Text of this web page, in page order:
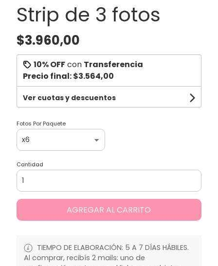
Strip de 3 fotos
$3.960,00
10% OFFcon Transferencia
Precio final:$3.564,00
Ver cuotas y descuentos
Fotos Por Paquete
Cantidad
AGREGAR AL CARRITO
TIEMPO DE ELABORACIÓN: 5 A 7 DÍAS HÁBILES.
Al comprar, recibís 2 mails: uno de